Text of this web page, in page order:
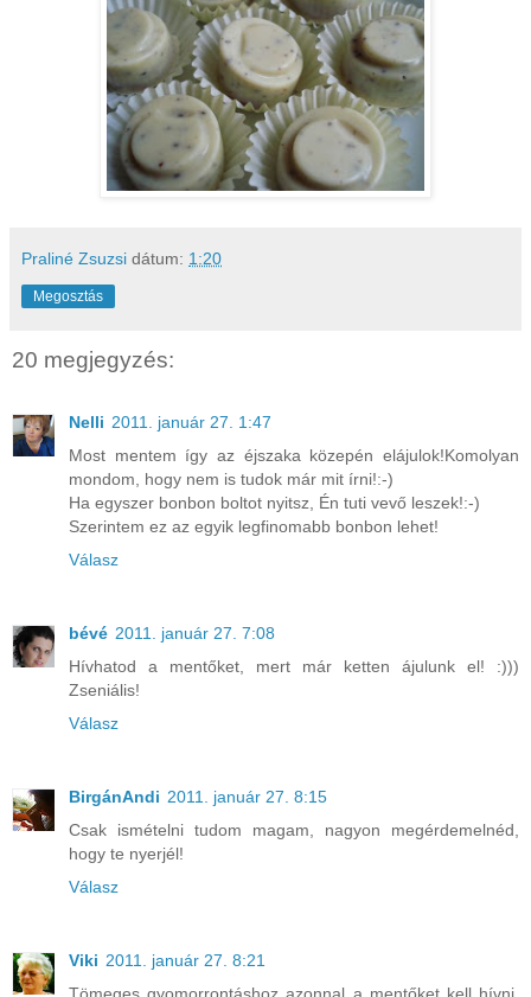
Praliné Zsuzsi dátum: 1:20
Megosztás
20 megjegyzés:
Nelli 2011. január 27. 1:47
Most mentem így az éjszaka közepén elájulok!Komolyan
mondom, hogy nem is tudok már mit írni!:-)
Ha egyszer bonbon boltot nyitsz, Én tuti vevő leszek!:-)
Szerintem ez az egyik legfinomabb bonbon lehet!
Válasz
bévé 2011. január 27. 7:08
Hívhatod a mentőket, mert már ketten ájulunk el! :)))
Zseniális!
Válasz
BirgánAndi 2011. január 27. 8:15
Csak ismételni tudom magam, nagyon megérdemelnéd,
hogy te nyerjél!
Válasz
Viki 2011. január 27. 8:21
Tömeges gyomorrontáshoz azonnal a mentőket kell hívni,